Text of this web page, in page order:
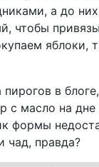
а до
чтобы
яблоки,
в
с масло на дне
формы
чад, правда?